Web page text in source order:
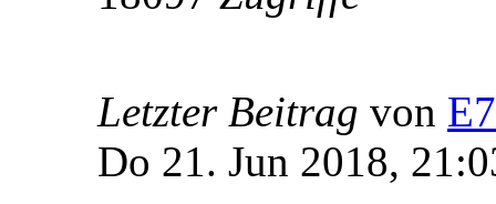
Letzter Beitrag von
Do 21. Jun 2018,